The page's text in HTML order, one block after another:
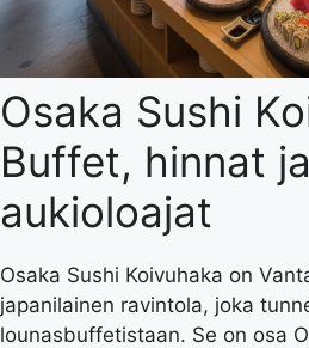
Osaka Sushi
Buffet, hinnat ja
aukioloajat
Osaka Sushi Koivuhaka on
japanilainen ravintola, joka
lounasbuffetistaan. Se on osa